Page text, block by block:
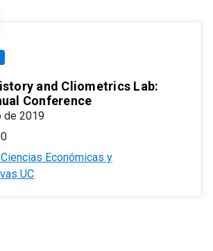
and Cliometrics Lab:
Conference
de 2019
Económicas y
UC